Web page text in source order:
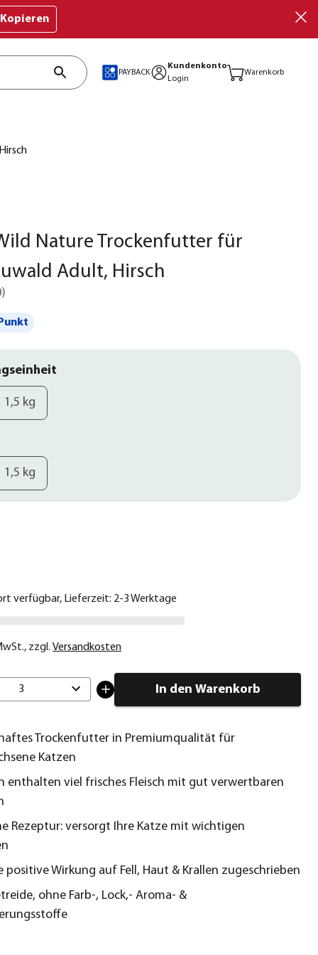
Kopieren
PAYBACK
Kundenkonto
Login
Warenkorb
Nature Trockenfutter für
Adult, Hirsch
)
1,5 kg
1,5 kg
verfügbar, Lieferzeit: 2-3 Werktage
, zzgl. Versandkosten
3 In den Warenkorb
Trockenfutter in Premiumqualität für
Katzen
enthalten viel frisches Fleisch mit gut verwertbaren
Rezeptur: versorgt Ihre Katze mit wichtigen
positive Wirkung auf Fell, Haut & Krallen zugeschrieben
ohne Farb-, Lock,- Aroma- &